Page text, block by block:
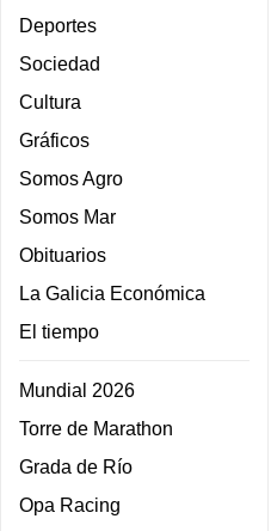
Deportes
Sociedad
Cultura
Gráficos
Somos Agro
Somos Mar
Obituarios
La Galicia Económica
El tiempo
Mundial 2026
Torre de Marathon
Grada de Río
Opa Racing